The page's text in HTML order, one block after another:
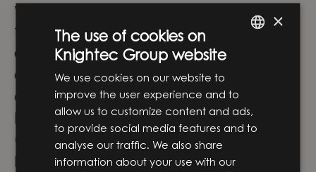
välgrundade beslut. Vidare är du lyhörd
för olika intressenters perspektiv och har
ett genuint intresse för att förstå hur ditt
arbete bidrar till kundens verksamhet
och långsiktiga affärsmål.
En spännande resa med Knightec
Group
Knightec Group är idag en av Norra
×
The use of cookies on
Knightec Group website
We use cookies on our website to
improve the user experience and to
allow us to customize content and ads,
to provide social media features and to
analyse our traffic. We also share
information about your use with our